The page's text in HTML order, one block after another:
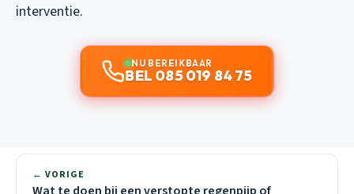
interventie.
NU BEREIKBAAR
BEL 085 019 84 75
← VORIGE